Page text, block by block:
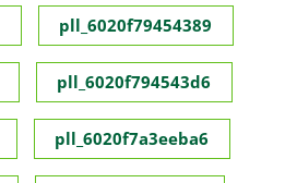
pll_6020f79454389
pll_6020f794543d6
pll_6020f7a3eeba6